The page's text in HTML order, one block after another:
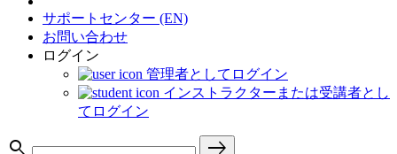
サポートセンター (EN)
お問い合わせ
ログイン
管理者としてログイン
インストラクターまたは受講者とし
てログイン
search
east